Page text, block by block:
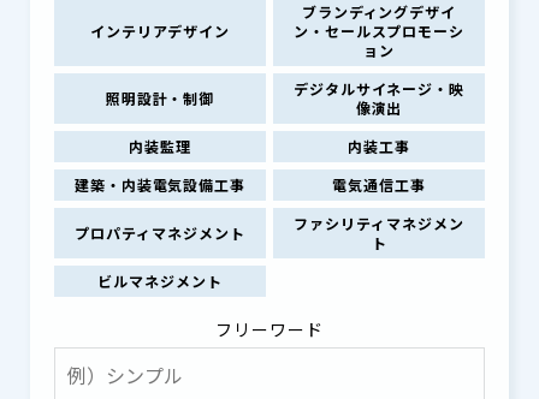
インテリアデザイン
ブランディングデザイ
ン・セールスプロモーシ
ョン
照明設計・制御
デジタルサイネージ・映
像演出
内装監理
内装工事
建築・内装電気設備工事
電気通信工事
プロパティマネジメント
ファシリティマネジメン
ト
ビルマネジメント
フリーワード